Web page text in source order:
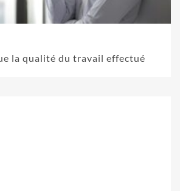
la qualité du travail effectué